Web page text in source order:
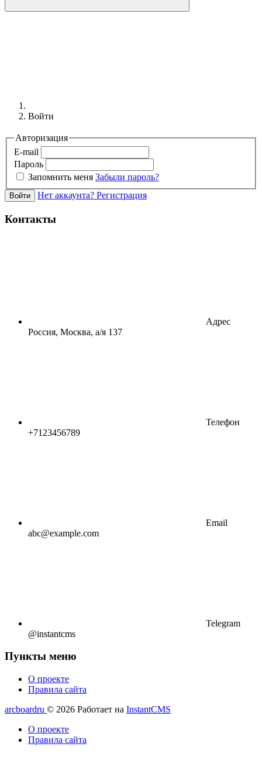
Войти
Авторизация
E-mail
Пароль
Запомнить меня Забыли пароль?
Войти Нет аккаунта? Регистрация
Контакты
Адрес
Россия, Москва, а/я 137
Телефон
+7123456789
Email
abc@example.com
Telegram
@instantcms
Пункты меню
О проекте
Правила сайта
arcboardru © 2026 Работает на InstantCMS
О проекте
Правила сайта